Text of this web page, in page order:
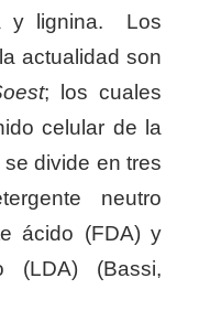
y lignina. Los
actualidad son
; los cuales
celular de la
divide en tres
neutro
ácido (FDA) y
(LDA) (Bassi,